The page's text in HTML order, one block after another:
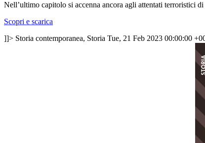
Nell’ultimo capitolo si accenna ancora agli attentati terroristici
Scopri e scarica
]]> Storia contemporanea, Storia Tue, 21 Feb 2023 00:00:00